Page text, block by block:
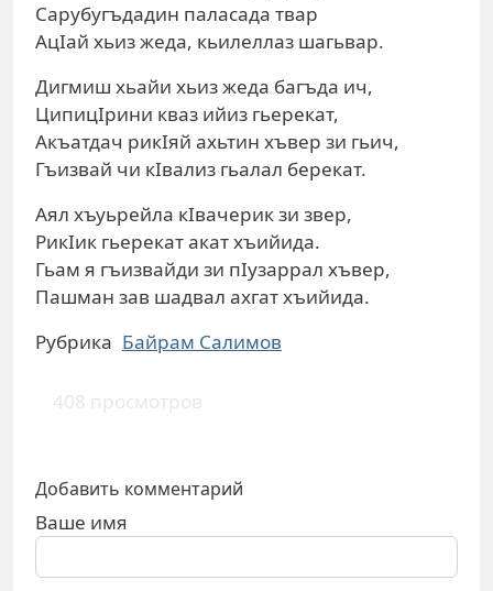
Сарубугъдадин паласада твар
АцIай хьиз жеда, кьилеллаз шагьвар.
Дигмиш хьайи хьиз жеда багъда ич,
ЦипицIрини кваз ийиз гьерекат,
Акъатдач рикIяй ахьтин хъвер зи гьич,
Гъизвай чи кIвализ гьалал берекат.
Аял хъуьрейла кIвачерик зи звер,
РикIик гьерекат акат хъийида.
Гьам я гъизвайди зи пIузаррал хъвер,
Пашман зав шадвал ахгат хъийида.
Рубрика Байрам Салимов
408 просмотров
Добавить комментарий
Ваше имя